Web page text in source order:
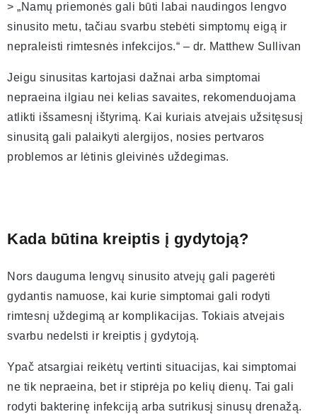
> „Namų priemonės gali būti labai naudingos lengvo
sinusito metu, tačiau svarbu stebėti simptomų eigą ir
nepraleisti rimtesnės infekcijos.“ – dr. Matthew Sullivan
Jeigu sinusitas kartojasi dažnai arba simptomai
nepraeina ilgiau nei kelias savaites, rekomenduojama
atlikti išsamesnį ištyrimą. Kai kuriais atvejais užsitęsusį
sinusitą gali palaikyti alergijos, nosies pertvaros
problemos ar lėtinis gleivinės uždegimas.
Kada būtina kreiptis į gydytoją?
Nors dauguma lengvų sinusito atvejų gali pagerėti
gydantis namuose, kai kurie simptomai gali rodyti
rimtesnį uždegimą ar komplikacijas. Tokiais atvejais
svarbu nedelsti ir kreiptis į gydytoją.
Ypač atsargiai reikėtų vertinti situacijas, kai simptomai
ne tik nepraeina, bet ir stiprėja po kelių dienų. Tai gali
rodyti bakterinę infekciją arba sutrikusį sinusų drenažą.